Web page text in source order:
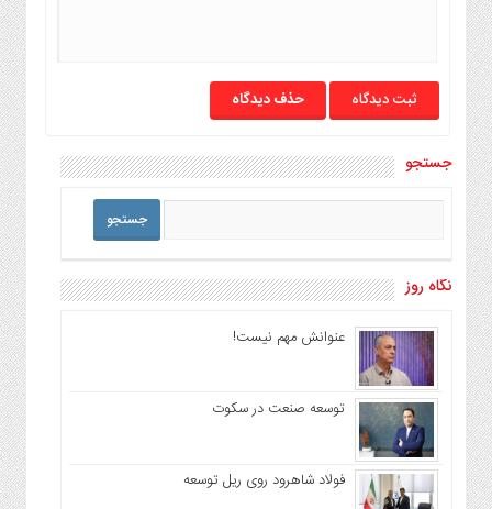
حذف دیدگاه
جستجو
نگاه روز
عنوانش مهم نیست!
توسعه صنعت در سکوت
فولاد شاهرود روی ریل توسعه